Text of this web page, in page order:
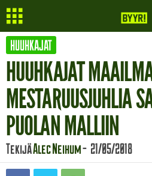
HUUHKAJAT
HUUHKAJAT
MESTARUUSJUHLIA
PUOLAN MALLIIN
TekijäAlec Neihum- 21/05/2018